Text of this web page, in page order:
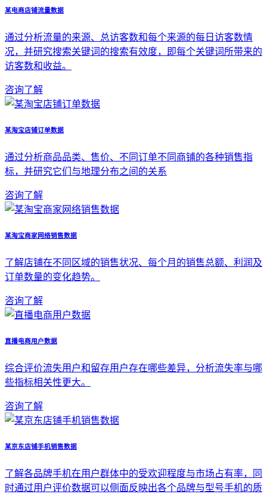
某电商店铺流量数据
通过分析流量的来源、总访客数和每个来源的每日访客数情
况，并研究搜索关键词的搜索有效度，即每个关键词所带来的
访客数和收益。
咨询了解
某淘宝店铺订单数据
通过分析商品品类、售价、不同订单不同商铺的各种销售指
标，并研究它们与地理分布之间的关系
咨询了解
某淘宝商家网络销售数据
了解店铺在不同区域的销售状况、每个月的销售总额、利润及
订单数量的变化趋势。
咨询了解
直播电商用户数据
综合评价流失用户和留存用户存在哪些差异，分析流失率与哪
些指标相关性更大。
咨询了解
某京东店铺手机销售数据
了解各品牌手机在用户群体中的受欢迎程度与市场占有率，同
时通过用户评价数据可以侧面反映出各个品牌与型号手机的质